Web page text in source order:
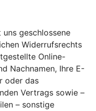
geschlossene
Widerrufsrechts
Online-
Nachnamen, Ihre E-
oder das
Vertrags sowie –
– sonstige